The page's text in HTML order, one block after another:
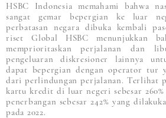
HSBC Indonesia memahami bahwa
sangat gemar bepergian ke luar
perbatasan negara dibuka kembali
riset Global HSBC menunjukkan
memprioritaskan perjalanan dan
pengeluaran diskresioner lainnya
dapat bepergian dengan operator tur
dari perlindungan perjalanan. Terlihat
kartu kredit di luar negeri sebesar
penerbangan sebesar 242% yang
pada 2022.